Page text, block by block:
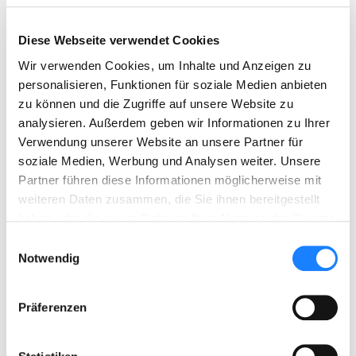
Diese Webseite verwendet Cookies
Wir verwenden Cookies, um Inhalte und Anzeigen zu
personalisieren, Funktionen für soziale Medien anbieten
zu können und die Zugriffe auf unsere Website zu
analysieren. Außerdem geben wir Informationen zu Ihrer
Verwendung unserer Website an unsere Partner für
soziale Medien, Werbung und Analysen weiter. Unsere
Partner führen diese Informationen möglicherweise mit
weiteren Daten zusammen, die Sie ihnen bereitgestellt
Notwendig
Präferenzen
Standort Lüneburg